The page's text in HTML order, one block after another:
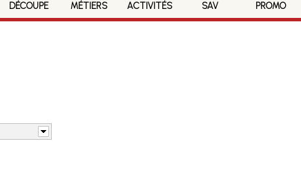
DÉCOUPE MÉTIERS ACTIVITÉS SAV PROMO